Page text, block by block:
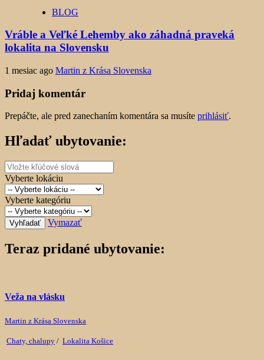
BLOG
Vráble a Veľké Lehemby ako záhadná praveká
lokalita na Slovensku
1 mesiac ago Martin z Krása Slovenska
Pridaj komentár
Prepáčte, ale pred zanechaním komentára sa musíte prihlásiť.
Hľadať ubytovanie:
Vyberte lokáciu
Vyberte kategóriu
Vyhľadať Vymazať
Teraz pridané ubytovanie:
Veža na vlásku
Martin z Krása Slovenska
Chaty, chalupy / Lokalita Košice